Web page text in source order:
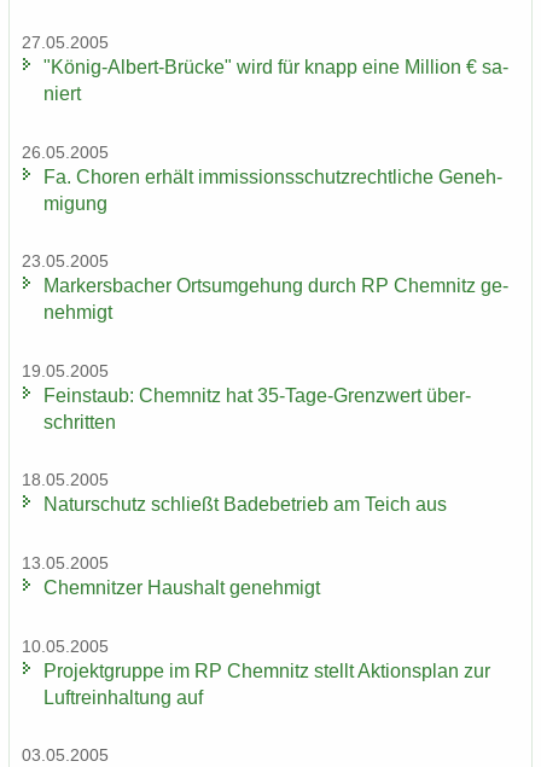
27.05.2005
"König-​Albert-Brücke" wird für knapp eine Mil­li­on € sa­
niert
26.05.2005
Fa. Cho­ren er­hält im­mis­si­ons­schutz­recht­li­che Ge­neh­
mi­gung
23.05.2005
Mar­kers­ba­cher Orts­um­ge­hung durch RP Chem­nitz ge­
neh­migt
19.05.2005
Fein­staub: Chem­nitz hat 35-​Tage-Grenzwert über­
schrit­ten
18.05.2005
Na­tur­schutz schließt Ba­de­be­trieb am Teich aus
13.05.2005
Chem­nit­zer Haus­halt ge­neh­migt
10.05.2005
Pro­jekt­grup­pe im RP Chem­nitz stellt Ak­ti­ons­plan zur
Luft­rein­hal­tung auf
03.05.2005